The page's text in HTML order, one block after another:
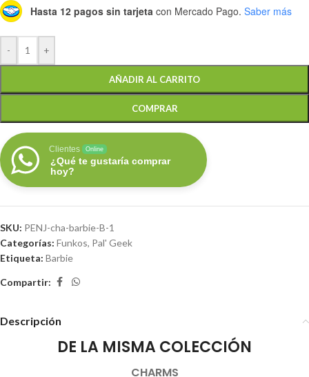
Hasta 12 pagos sin tarjeta con Mercado Pago. Saber más
- +
AÑADIR AL CARRITO
COMPRAR
Clientes Online
¿Qué te gustaría comprar
hoy?
SKU: PENJ-cha-barbie-B-1
Categorías: Funkos, Pal' Geek
Etiqueta: Barbie
Compartir:
Descripción
DE LA MISMA COLECCIÓN
CHARMS